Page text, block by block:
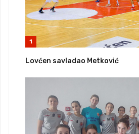
1
Lovćen savladao Metković